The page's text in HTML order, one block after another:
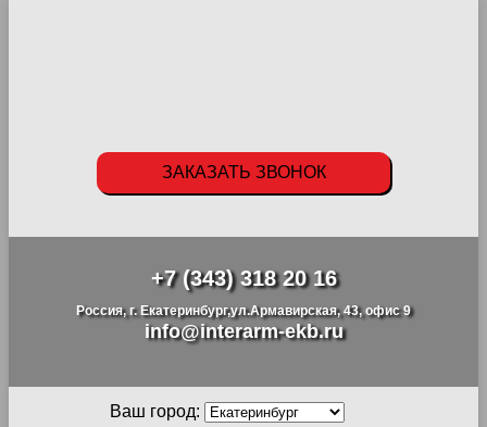
+7 (343) 318 20 16
Россия, г. Екатеринбург,ул.Армавирская, 43, офис 9
info@interarm-ekb.ru
ЗАКАЗАТЬ ЗВОНОК
Ваш город: